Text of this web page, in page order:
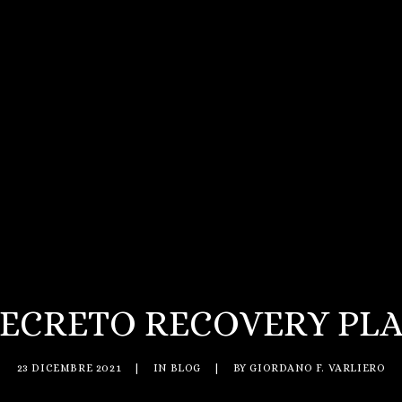
RECOVERY
23 DICEMBRE 2021 IN BLOG BYGIORDANO F. VARLIERO